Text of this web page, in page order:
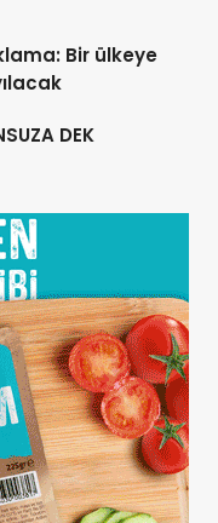
Bir ülkeye
DEK